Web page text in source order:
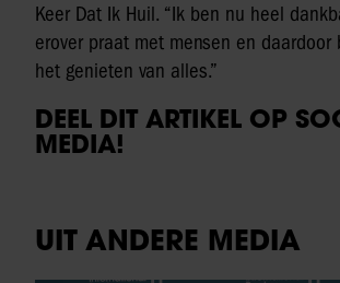
Keer Dat Ik Huil. “Ik ben nu heel
erover praat met mensen en daardoor
het genieten van alles.”
DEEL DIT ARTIKEL OP
MEDIA!
UIT ANDERE MEDIA